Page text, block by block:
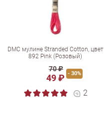
DMC мулине Stranded Cotton, цвет
892 Pink (Розовый)
70 ₽
49 ₽ - 30%
2